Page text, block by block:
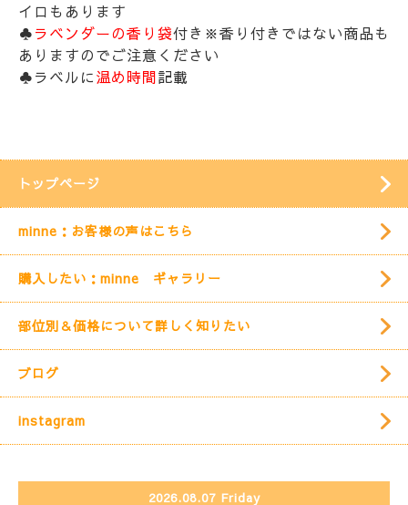
イロもあります
♣ラベンダーの香り袋付き※香り付きではない商品も
ありますのでご注意ください
♣ラベルに温め時間記載
トップページ
minne：お客様の声はこちら
購入したい：minne ギャラリー
部位別＆価格について詳しく知りたい
ブログ
instagram
2026.08.07 Friday